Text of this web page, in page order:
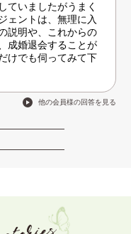
ていましたがうまく
ェントは、無理に入
説明や、これからの
成婚退会することが
けでも伺ってみて下
他の会員様の回答を見る